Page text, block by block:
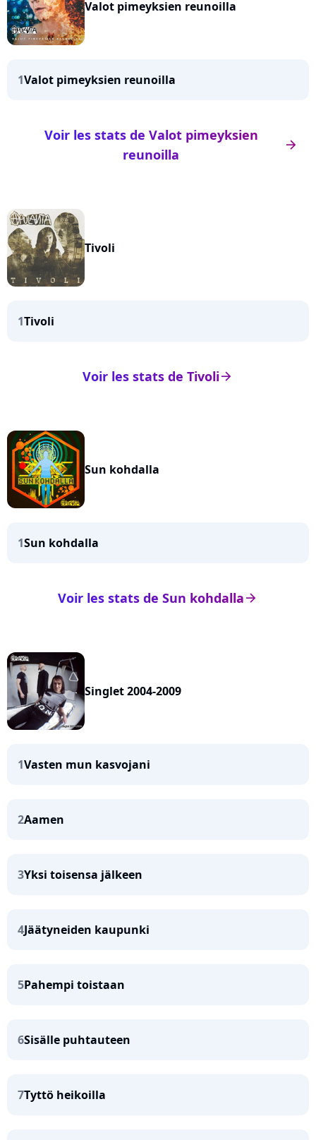
Valot pimeyksien reunoilla
1Valot pimeyksien reunoilla
arrow_right
Voir les stats de Valot pimeyksien
reunoilla
Tivoli
1Tivoli
arrow_right
Voir les stats de Tivoli
Sun kohdalla
1Sun kohdalla
arrow_right
Voir les stats de Sun kohdalla
Singlet 2004-2009
1Vasten mun kasvojani
2Aamen
3Yksi toisensa jälkeen
4Jäätyneiden kaupunki
5Pahempi toistaan
6Sisälle puhtauteen
7Tyttö heikoilla